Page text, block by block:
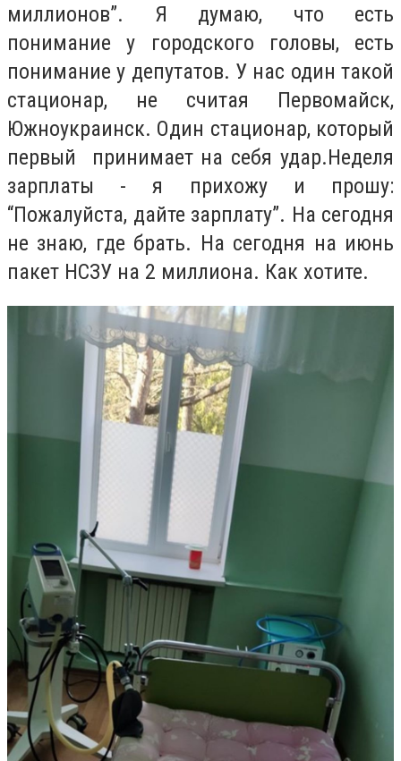
миллионов”. Я думаю, что есть
понимание у городского головы, есть
понимание у депутатов. У нас один такой
стационар, не считая Первомайск,
Южноукраинск. Один стационар, который
первый принимает на себя удар.Неделя
зарплаты - я прихожу и прошу:
“Пожалуйста, дайте зарплату”. На сегодня
не знаю, где брать. На сегодня на июнь
пакет НСЗУ на 2 миллиона. Как хотите.